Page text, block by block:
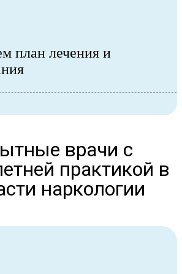
план лечения и
врачи с
практикой в
наркологии